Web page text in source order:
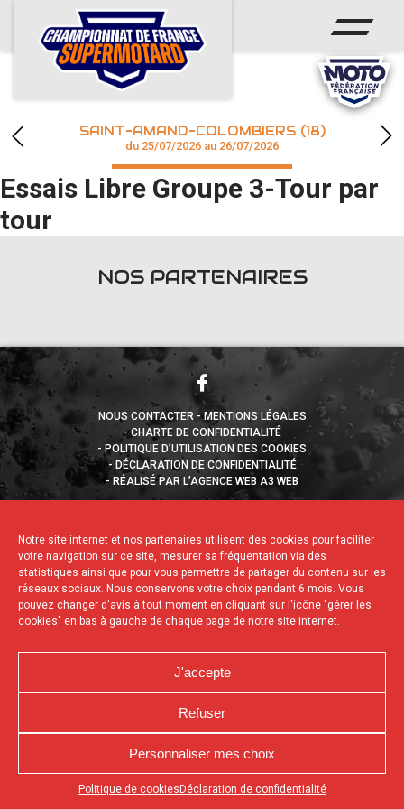
Notre site internet et nos partenaires utilisent des cookies pour faciliter
votre navigation sur ce site, mesurer sa fréquentation via des
statistiques ainsi que pour vous permettre de partager du contenu sur les
réseaux sociaux. Nous conservons votre choix pendant 6 mois. Vous
pouvez changer d'avis à tout moment en cliquant sur l'icône "gérer les
cookies" en bas à gauche de chaque page de notre site internet.
J'accepte
Refuser
Personnaliser mes choix
Politique de cookies Déclaration de confidentialité
Appuyez sur le bouton partager en bas de votre
ACCUEIL
ACTUS
CALENDRIER
CHAMPIONNAT
RÉSULTATS
PHOTOS / WEB TV
SAINT-AMAND-COLOMBIERS (18)
du 25/07/2026 au 26/07/2026
Essais Libre Groupe 3-Tour par
tour
NOS PARTENAIRES
NOUS CONTACTER
MENTIONS LÉGALES
CHARTE DE CONFIDENTIALITÉ
POLITIQUE D’UTILISATION DES COOKIES
DÉCLARATION DE CONFIDENTIALITÉ
RÉALISÉ PAR L’AGENCE WEB A3 WEB